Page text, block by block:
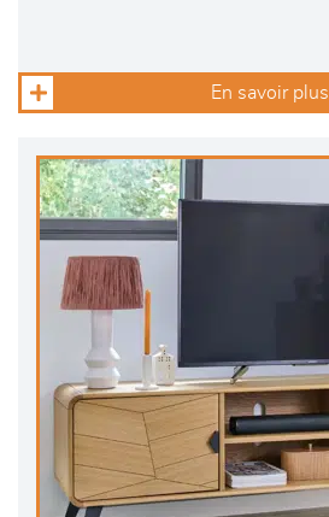
En savoir plus